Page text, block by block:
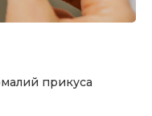
прикуса